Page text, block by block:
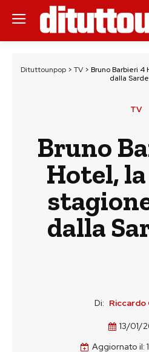
Dituttounpop> TV> Bruno Barbieri
dalla
TV
Bruno
Hotel,
dalla
Di: Riccardo
13/01/
Aggiornato il: